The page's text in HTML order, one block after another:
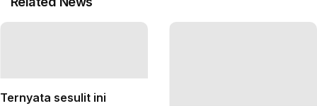
Ternyata sesulit ini